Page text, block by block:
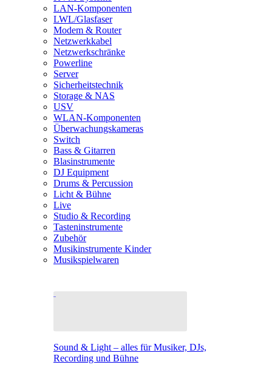
LAN-Komponenten
LWL/Glasfaser
Modem & Router
Netzwerkkabel
Netzwerkschränke
Powerline
Server
Sicherheitstechnik
Storage & NAS
USV
WLAN-Komponenten
Überwachungskameras
Switch
Bass & Gitarren
Blasinstrumente
DJ Equipment
Drums & Percussion
Licht & Bühne
Live
Studio & Recording
Tasteninstrumente
Zubehör
Musikinstrumente Kinder
Musikspielwaren
Sound & Light – alles für Musiker, DJs,
Recording und Bühne